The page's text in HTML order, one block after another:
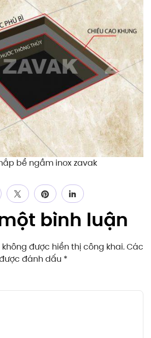
bể ngầm inox zavak
bình luận
được hiển thị công khai. Các
đánh dấu *